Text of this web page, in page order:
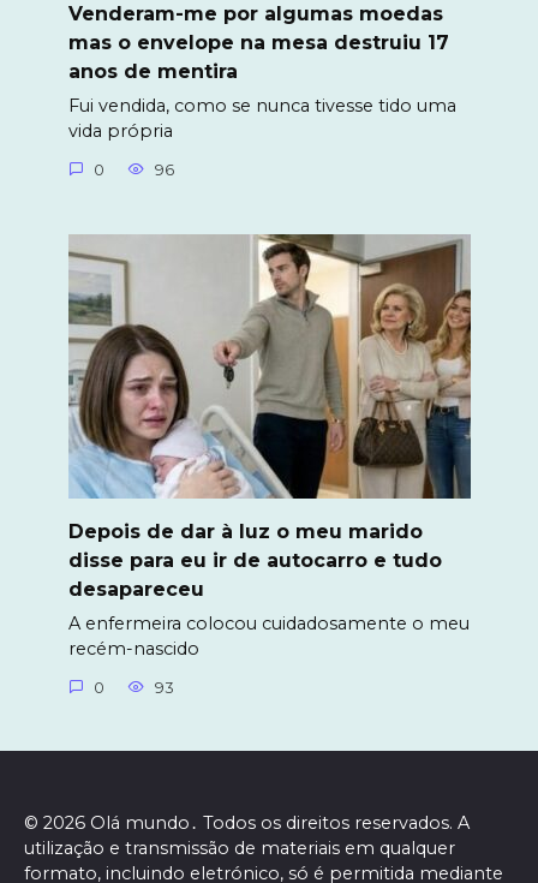
Venderam-me por algumas moedas
mas o envelope na mesa destruiu 17
anos de mentira
Fui vendida, como se nunca tivesse tido uma
vida própria
0 96
Depois de dar à luz o meu marido
disse para eu ir de autocarro e tudo
desapareceu
A enfermeira colocou cuidadosamente o meu
recém-nascido
0 93
© 2026 Olá mundo․ Todos os direitos reservados. A
utilização e transmissão de materiais em qualquer
formato, incluindo eletrónico, só é permitida mediante